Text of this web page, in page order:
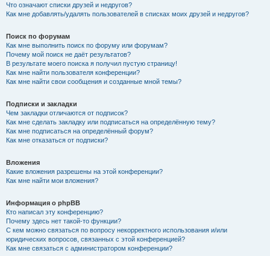
Что означают списки друзей и недругов?
Как мне добавлять/удалять пользователей в списках моих друзей и недругов?
Поиск по форумам
Как мне выполнить поиск по форуму или форумам?
Почему мой поиск не даёт результатов?
В результате моего поиска я получил пустую страницу!
Как мне найти пользователя конференции?
Как мне найти свои сообщения и созданные мной темы?
Подписки и закладки
Чем закладки отличаются от подписок?
Как мне сделать закладку или подписаться на определённую тему?
Как мне подписаться на определённый форум?
Как мне отказаться от подписки?
Вложения
Какие вложения разрешены на этой конференции?
Как мне найти мои вложения?
Информация о phpBB
Кто написал эту конференцию?
Почему здесь нет такой-то функции?
С кем можно связаться по вопросу некорректного использования и/или
юридических вопросов, связанных с этой конференцией?
Как мне связаться с администратором конференции?